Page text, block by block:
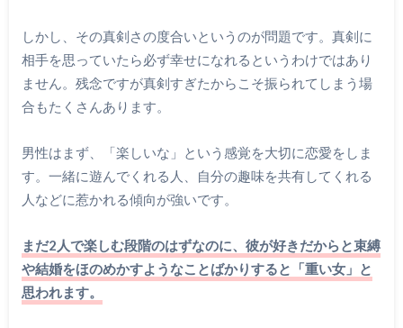
しかし、その真剣さの度合いというのが問題です。真剣に
相手を思っていたら必ず幸せになれるというわけではあり
ません。残念ですが真剣すぎたからこそ振られてしまう場
合もたくさんあります。
男性はまず、「楽しいな」という感覚を大切に恋愛をしま
す。一緒に遊んでくれる人、自分の趣味を共有してくれる
人などに惹かれる傾向が強いです。
まだ2人で楽しむ段階のはずなのに、彼が好きだからと束縛
や結婚をほのめかすようなことばかりすると「重い女」と
思われます。